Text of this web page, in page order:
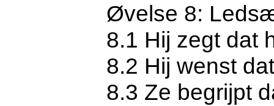
Øvelse 8:
8.1 Hij zegt dat
8.2 Hij wenst
8.3 Ze begrijpt